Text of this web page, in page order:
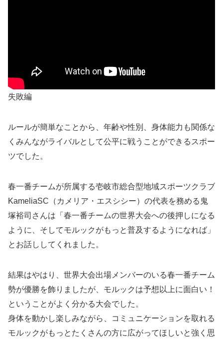
失敗編
ルールが簡単なことから、年齢や性別、身体能力も関係な
くみんながライバルとして公平に戦うことができるスポー
ツでした。
春一番チームが所属する壱岐市総合型地域スポーツクラブ
KameliaSC（カメリア・エスシシー）の代表を務める鬼
塚裕司さんは「春一番チームの世界大会への後押しになる
ように、そしてモルックがもっと普及するようになれば」
とお話ししてくれました。
結果はやはり、世界大会出場メンバーのいる春一番チーム
勢が優勝を飾りましたが、モルックは予想以上に面白い！
ということがよく分かる大会でした。
身体を動かし楽しみながら、コミュニケーションを取れる
モルックがもっとたくさんの方に広がってほしいと強く思